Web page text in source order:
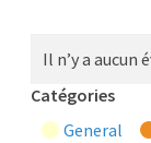
Il n’y a aucun
Catégories
General